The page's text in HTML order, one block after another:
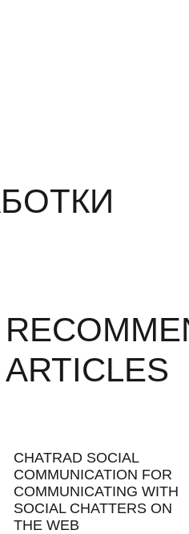
ARTICLES
CHATRAD SOCIAL
COMMUNICATION FOR
COMMUNICATING WITH
SOCIAL CHATTERS ON
THE WEB